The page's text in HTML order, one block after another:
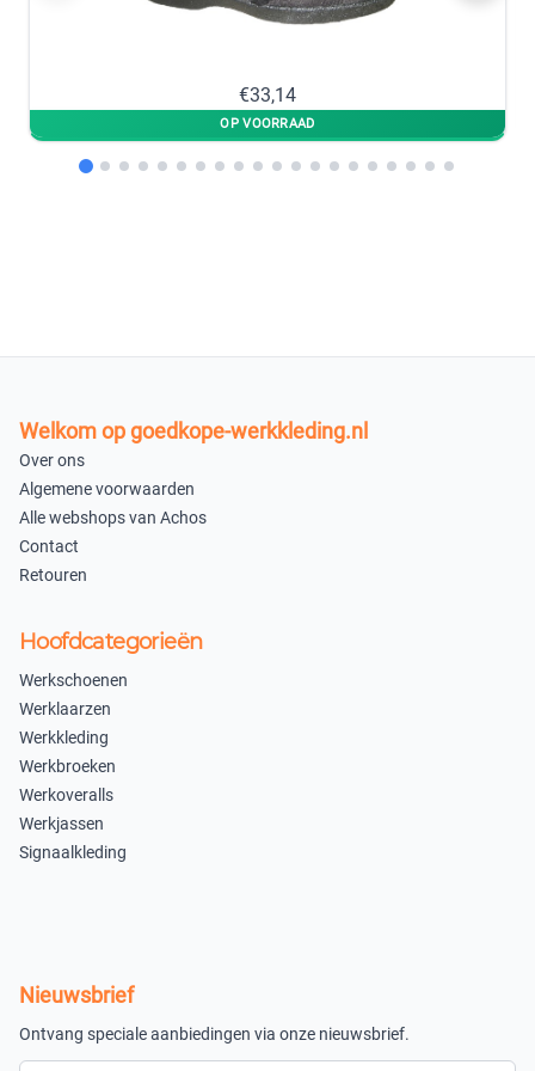
op voorraad
+
op voorraad
− +
op voorraad
€33,14
Welkom op goedkope-werkkleding.nl
Over ons
Algemene voorwaarden
Alle webshops van Achos
Contact
Retouren
Hoofdcategorieën
Werkschoenen
Werklaarzen
Werkkleding
Werkbroeken
Werkoveralls
Werkjassen
Signaalkleding
Nieuwsbrief
Ontvang speciale aanbiedingen via onze nieuwsbrief.